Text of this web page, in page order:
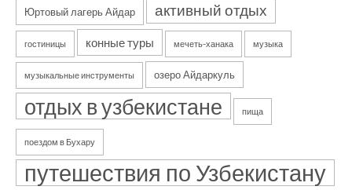
Юртовый лагерь Айдар активный отдых
гостиницы конные туры мечеть-ханака музыка
музыкальные инструменты озеро Айдаркуль
отдых в узбекистане пища
поездом в Бухару
путешествия по Узбекистану